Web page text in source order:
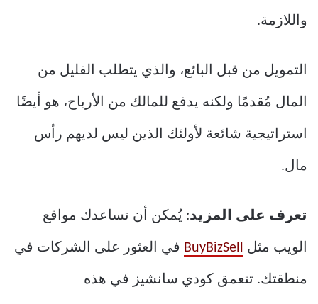
واللازمة.
التمويل من قبل البائع، والذي يتطلب القليل من
المال مُقدمًا ولكنه يدفع للمالك من الأرباح، هو أيضًا
استراتيجية شائعة لأولئك الذين ليس لديهم رأس
مال.
تعرف على المزيد: يُمكن أن تساعدك مواقع
الويب مثل BuyBizSell في العثور على الشركات في
منطقتك. تتعمق كودي سانشيز في هذه